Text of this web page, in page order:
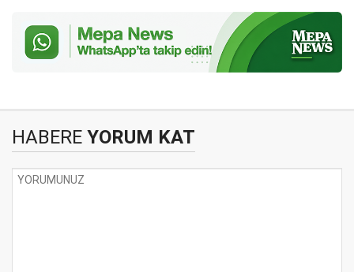
HABERE YORUM KAT